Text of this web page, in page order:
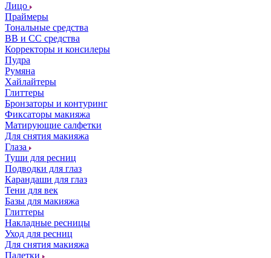
Лицо
Праймеры
Тональные средства
ВВ и СС средства
Корректоры и консилеры
Пудра
Румяна
Хайлайтеры
Глиттеры
Бронзаторы и контуринг
Фиксаторы макияжа
Матирующие салфетки
Для снятия макияжа
Глаза
Туши для ресниц
Подводки для глаз
Карандаши для глаз
Тени для век
Базы для макияжа
Глиттеры
Накладные ресницы
Уход для ресниц
Для снятия макияжа
Палетки